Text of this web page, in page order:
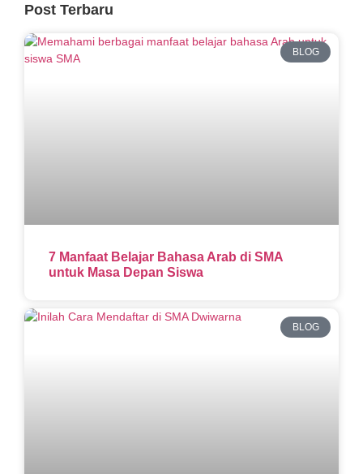
Post Terbaru
BLOG
7 Manfaat Belajar Bahasa Arab di SMA
untuk Masa Depan Siswa
BLOG